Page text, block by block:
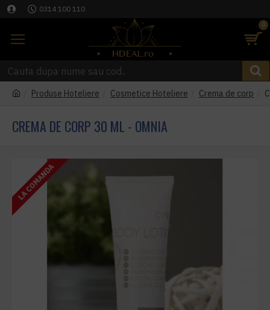
0314 100 110
0
Produse Hoteliere Cosmetice Hoteliere Crema de corp
CREMA DE CORP 30 ML - OMNIA
LA COMANDA